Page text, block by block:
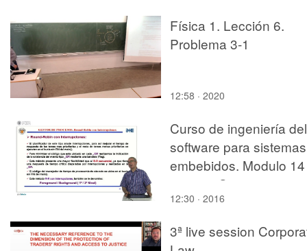
Física 1. Lección 6.
Problema 3-1
12:58 · 2020
Curso de ingeniería del
software para sistemas
embebidos. Modulo 14
parte 5. Sistema
Operativo RTOS.
12:30 · 2016
3ª live session